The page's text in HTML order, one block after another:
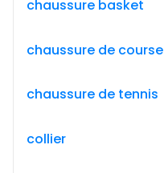
chaussure basket
chaussure de course
chaussure de tennis
collier